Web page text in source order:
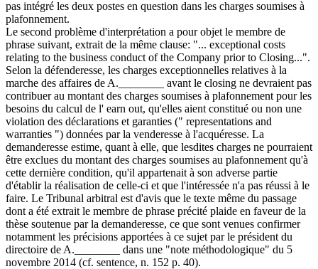
pas intégré les deux postes en question dans les charges soumises à
plafonnement.
Le second problème d'interprétation a pour objet le membre de
phrase suivant, extrait de la même clause: "... exceptional costs
relating to the business conduct of the Company prior to Closing...".
Selon la défenderesse, les charges exceptionnelles relatives à la
marche des affaires de A.________ avant le closing ne devraient pas
contribuer au montant des charges soumises à plafonnement pour les
besoins du calcul de l' earn out, qu'elles aient constitué ou non une
violation des déclarations et garanties (" representations and
warranties ") données par la venderesse à l'acquéresse. La
demanderesse estime, quant à elle, que lesdites charges ne pourraient
être exclues du montant des charges soumises au plafonnement qu'à
cette dernière condition, qu'il appartenait à son adverse partie
d'établir la réalisation de celle-ci et que l'intéressée n'a pas réussi à le
faire. Le Tribunal arbitral est d'avis que le texte même du passage
dont a été extrait le membre de phrase précité plaide en faveur de la
thèse soutenue par la demanderesse, ce que sont venues confirmer
notamment les précisions apportées à ce sujet par le président du
directoire de A.________ dans une "note méthodologique" du 5
novembre 2014 (cf. sentence, n. 152 p. 40).